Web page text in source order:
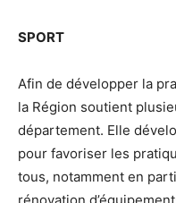
SPORT
Afin de développer la
la Région soutient
département. Elle
pour favoriser les
tous, notamment en
rénovation